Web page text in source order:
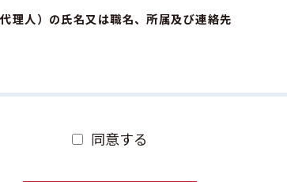
理人）の氏名又は職名、所属及び連絡先
への対応および回答のため
同意する